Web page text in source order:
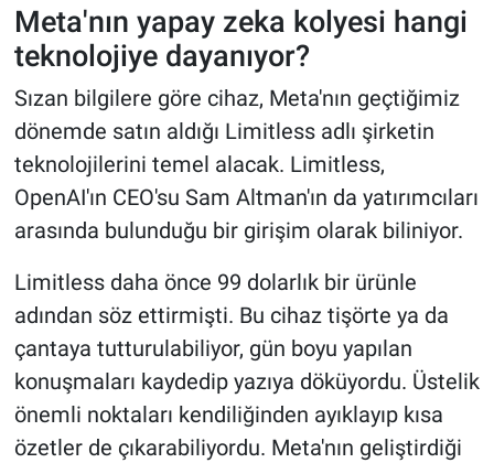
Meta'nın yapay zeka kolyesi hangi
teknolojiye dayanıyor?
Sızan bilgilere göre cihaz, Meta'nın geçtiğimiz
dönemde satın aldığı Limitless adlı şirketin
teknolojilerini temel alacak. Limitless,
OpenAI'ın CEO'su Sam Altman'ın da yatırımcıları
arasında bulunduğu bir girişim olarak biliniyor.
Limitless daha önce 99 dolarlık bir ürünle
adından söz ettirmişti. Bu cihaz tişörte ya da
çantaya tutturulabiliyor, gün boyu yapılan
konuşmaları kaydedip yazıya döküyordu. Üstelik
önemli noktaları kendiliğinden ayıklayıp kısa
özetler de çıkarabiliyordu. Meta'nın geliştirdiği